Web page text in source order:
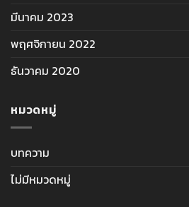
มีนาคม 2023
พฤศจิกายน 2022
ธันวาคม 2020
หมวดหมู่
บทความ
ไม่มีหมวดหมู่